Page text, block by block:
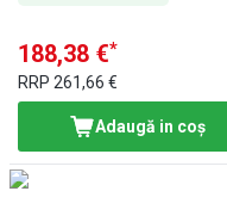
188,38 €*
RRP 261,66 €
Adaugă in coş